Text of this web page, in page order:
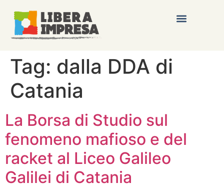
Tag: dalla DDA di
Catania
La Borsa di Studio sul
fenomeno mafioso e del
racket al Liceo Galileo
Galilei di Catania